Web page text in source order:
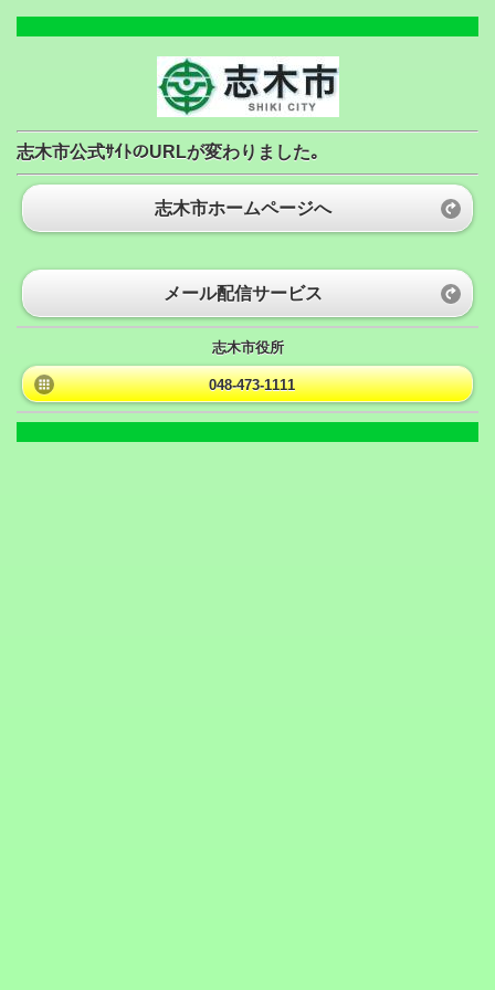
志木市公式ｻｲﾄのURLが変わりました｡
志木市ホームページへ
メール配信サービス
志木市役所
048-473-1111